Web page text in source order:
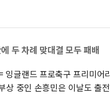
'
두 차례 맞대결 모두 패배
글랜드 프로축구 프리미어
상 중인 손흥민은 이날도 출